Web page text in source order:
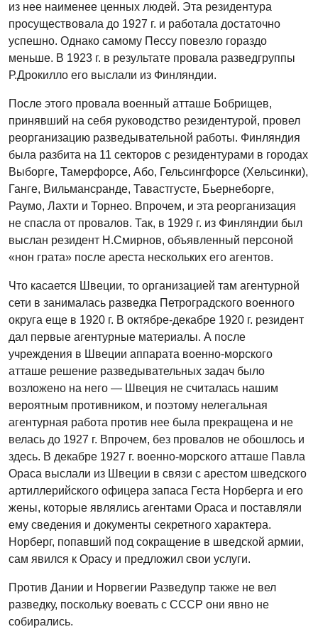
из нее наименее ценных людей. Эта резидентура
просуществовала до 1927 г. и работала достаточно
успешно. Однако самому Пессу повезло гораздо
меньше. В 1923 г. в результате провала разведгруппы
Р.Дрокилло его выслали из Финляндии.
После этого провала военный атташе Бобрищев,
принявший на себя руководство резидентурой, провел
реорганизацию разведывательной работы. Финляндия
была разбита на 11 секторов с резидентурами в городах
Выборге, Тамерфорсе, Або, Гельсингфорсе (Хельсинки),
Ганге, Вильмансранде, Тавастгусте, Бьернеборге,
Раумо, Лахти и Торнео. Впрочем, и эта реорганизация
не спасла от провалов. Так, в 1929 г. из Финляндии был
выслан резидент Н.Смирнов, объявленный персоной
«нон грата» после ареста нескольких его агентов.
Что касается Швеции, то организацией там агентурной
сети в занималась разведка Петроградского военного
округа еще в 1920 г. В октябре-декабре 1920 г. резидент
дал первые агентурные материалы. А после
учреждения в Швеции аппарата военно-морского
атташе решение разведывательных задач было
возложено на него — Швеция не считалась нашим
вероятным противником, и поэтому нелегальная
агентурная работа против нее была прекращена и не
велась до 1927 г. Впрочем, без провалов не обошлось и
здесь. В декабре 1927 г. военно-морского атташе Павла
Ораса выслали из Швеции в связи с арестом шведского
артиллерийского офицера запаса Геста Норберга и его
жены, которые являлись агентами Ораса и поставляли
ему сведения и документы секретного характера.
Норберг, попавший под сокращение в шведской армии,
сам явился к Орасу и предложил свои услуги.
Против Дании и Норвегии Разведупр также не вел
разведку, поскольку воевать с СССР они явно не
собирались.